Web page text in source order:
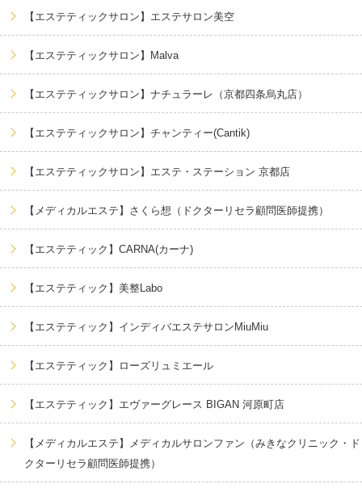
【エステティックサロン】エステサロン美空
【エステティックサロン】Malva
【エステティックサロン】ナチュラーレ（京都四条烏丸店）
【エステティックサロン】チャンティー(Cantik)
【エステティックサロン】エステ・ステーション 京都店
【メディカルエステ】さくら想（ドクターリセラ顧問医師提携）
【エステティック】CARNA(カーナ)
【エステティック】美整Labo
【エステティック】インディバエステサロンMiuMiu
【エステティック】ローズリュミエール
【エステティック】エヴァーグレース BIGAN 河原町店
【メディカルエステ】メディカルサロンファン（みきなクリニック・ド
クターリセラ顧問医師提携）